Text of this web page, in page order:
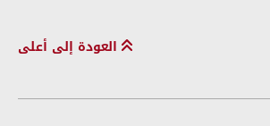
العودة إلى أعلى